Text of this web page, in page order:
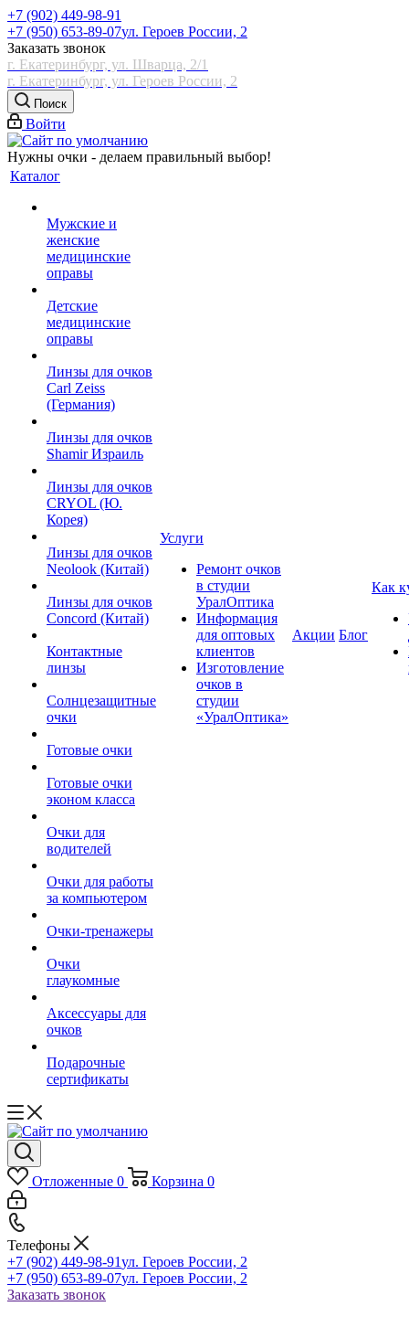
+7 (902) 449-98-91
+7 (950) 653-89-07ул. Героев России, 2
Заказать звонок
г. Екатеринбург, ул. Шварца, 2/1
г. Екатеринбург, ул. Героев России, 2
Поиск
Войти
Нужны очки - делаем правильный выбор!
Каталог
Мужские и
женские
медицинские
оправы
Детские
медицинские
оправы
Линзы для очков
Carl Zeiss
(Германия)
Линзы для очков
Shamir Израиль
Линзы для очков
CRYOL (Ю.
Корея)
Линзы для очков
Neolook (Китай)
Линзы для очков
Concord (Китай)
Контактные
линзы
Солнцезащитные
очки
Готовые очки
Готовые очки
эконом класса
Очки для
водителей
Очки для работы
за компьютером
Очки-тренажеры
Очки
глаукомные
Аксессуары для
очков
Подарочные
сертификаты
Услуги
Ремонт очков
в студии
УралОптика
Информация
для оптовых
клиентов
Изготовление
очков в
студии
«УралОптика»
Акции Блог
Как
Отложенные 0 Корзина 0
Телефоны
+7 (902) 449-98-91ул. Героев России, 2
+7 (950) 653-89-07ул. Героев России, 2
Заказать звонок